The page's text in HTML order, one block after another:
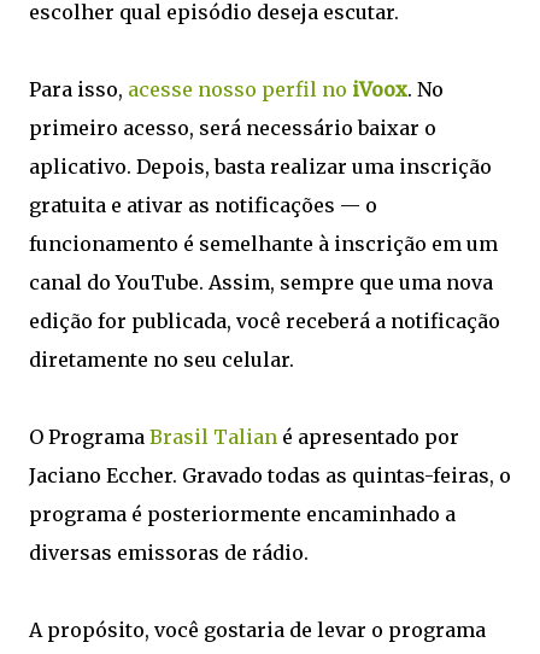
escolher qual episódio deseja escutar.
Para isso, acesse nosso perfil no iVoox. No
primeiro acesso, será necessário baixar o
aplicativo. Depois, basta realizar uma inscrição
gratuita e ativar as notificações — o
funcionamento é semelhante à inscrição em um
canal do YouTube. Assim, sempre que uma nova
edição for publicada, você receberá a notificação
diretamente no seu celular.
O Programa Brasil Talian é apresentado por
Jaciano Eccher. Gravado todas as quintas-feiras, o
programa é posteriormente encaminhado a
diversas emissoras de rádio.
A propósito, você gostaria de levar o programa